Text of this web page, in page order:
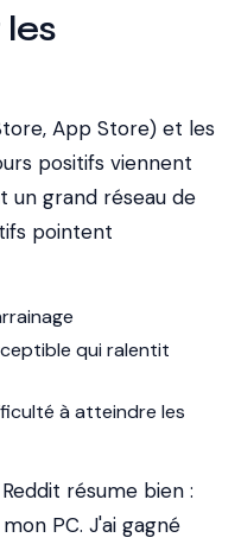
App Store) et les
positifs viennent
un grand réseau de
pointent
qui ralentit
à atteindre les
résume bien :
PC. J'ai gagné